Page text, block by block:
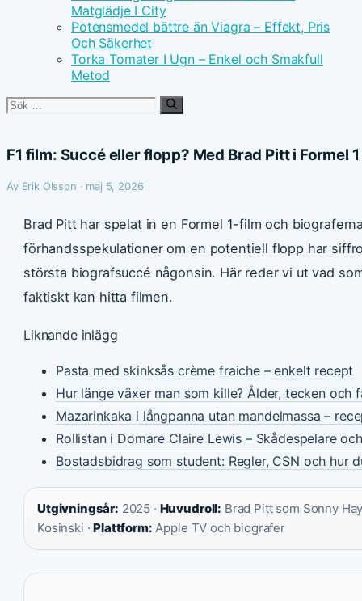
Matglädje I City
Potensmedel bättre än Viagra – Effekt, Pris
Och Säkerhet
Torka Tomater I Ugn – Enkel och Smakfull
Metod
Sök
F1 film: Succé eller flopp? Med Brad Pitt i Formel 1
Av Erik Olsson · maj 5, 2026
Brad Pitt har spelat in en Formel 1-film och
förhandsspekulationer om en potentiell flopp har
största biografsuccé någonsin. Här reder vi ut vad
faktiskt kan hitta filmen.
Liknande inlägg
Pasta med skinksås crème fraiche – enkelt recept
Hur länge växer man som kille? Ålder, tecken och
Mazarinkaka i långpanna utan mandelmassa –
Rollistan i Domare Claire Lewis – Skådespelare
Bostadsbidrag som student: Regler, CSN och hur
Utgivningsår: 2025 · Huvudroll: Brad Pitt som Sonny
Kosinski ·Plattform: Apple TV och biografer